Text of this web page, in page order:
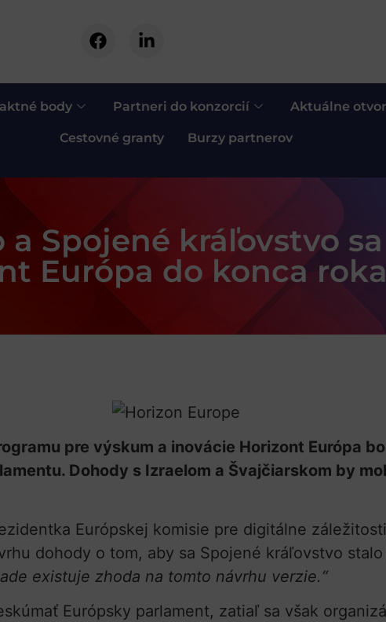
body Partneri do konzorcií Aktuálne
Cestovné granty Burzy partnerov
a Spojené kráľovstvo
Európa do konca roka
pre výskum a inovácie Horizont Európa
Dohody s Izraelom a Švajčiarskom by
Európskej komisie pre digitálne
dohody o tom, aby sa Spojené kráľovstvo
existuje zhoda na tomto návrhu verzie.“
Európsky parlament, zatiaľ sa však